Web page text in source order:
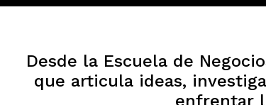
Desde la Escuela de
que articula ideas,
enfrentar